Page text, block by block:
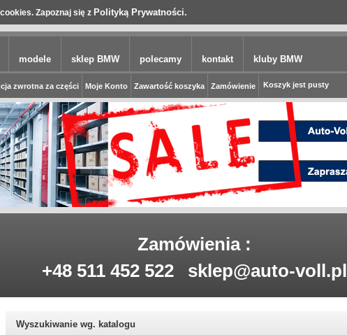
Zapoznaj się z Polityką Prywatności.
modele sklep BMW polecamy kontakt kluby BMW
zwrotna za części Moje Konto Zawartość koszyka Zamówienie Koszyk jest pusty
Zamówienia :
+48 511 452 522
sklep@auto-voll.pl
Wyszukiwanie wg. katalogu